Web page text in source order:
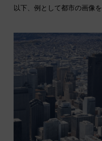
以下、例として都市の画像